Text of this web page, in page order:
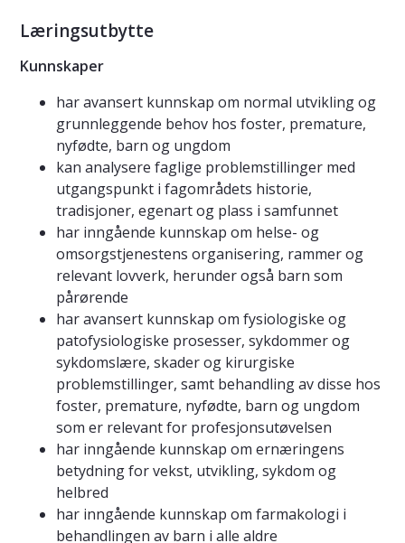
Læringsutbytte
Kunnskaper
har avansert kunnskap om normal utvikling og
grunnleggende behov hos foster, premature,
nyfødte, barn og ungdom
kan analysere faglige problemstillinger med
utgangspunkt i fagområdets historie,
tradisjoner, egenart og plass i samfunnet
har inngående kunnskap om helse- og
omsorgstjenestens organisering, rammer og
relevant lovverk, herunder også barn som
pårørende
har avansert kunnskap om fysiologiske og
patofysiologiske prosesser, sykdommer og
sykdomslære, skader og kirurgiske
problemstillinger, samt behandling av disse hos
foster, premature, nyfødte, barn og ungdom
som er relevant for profesjonsutøvelsen
har inngående kunnskap om ernæringens
betydning for vekst, utvikling, sykdom og
helbred
har inngående kunnskap om farmakologi i
behandlingen av barn i alle aldre